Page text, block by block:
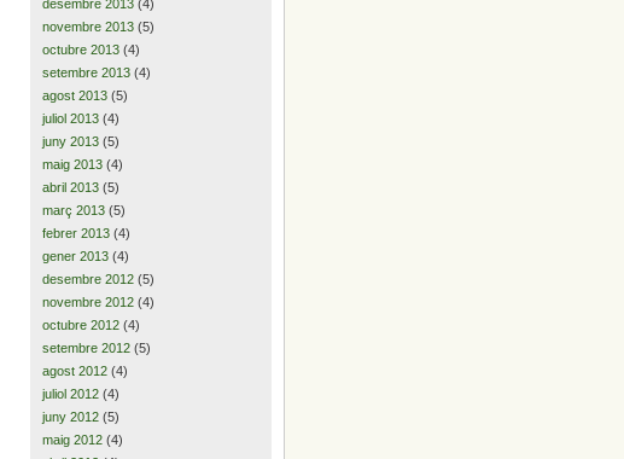
desembre 2013 (4)
novembre 2013 (5)
octubre 2013 (4)
setembre 2013 (4)
agost 2013 (5)
juliol 2013 (4)
juny 2013 (5)
maig 2013 (4)
abril 2013 (5)
març 2013 (5)
febrer 2013 (4)
gener 2013 (4)
desembre 2012 (5)
novembre 2012 (4)
octubre 2012 (4)
setembre 2012 (5)
agost 2012 (4)
juliol 2012 (4)
juny 2012 (5)
maig 2012 (4)